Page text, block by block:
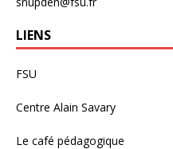
LIENS
FSU
Centre Alain Savary
Le café pédagogique